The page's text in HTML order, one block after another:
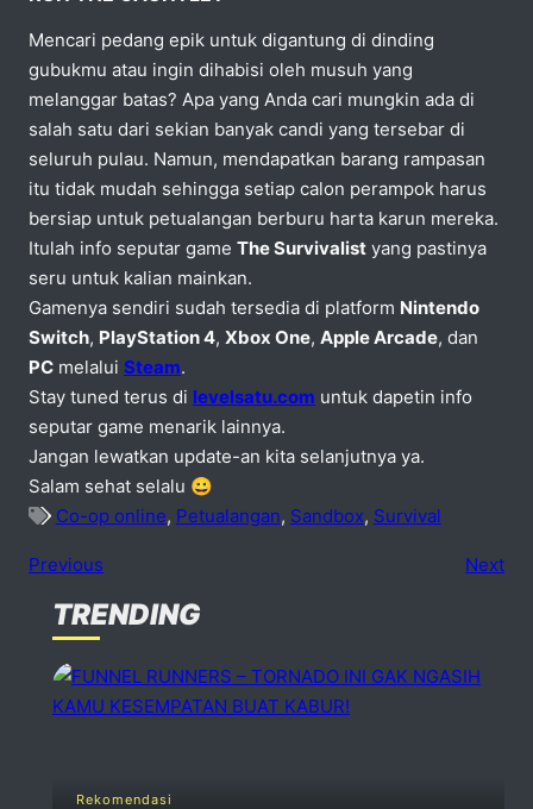
Mencari pedang epik untuk digantung di dinding
gubukmu atau ingin dihabisi oleh musuh yang
melanggar batas? Apa yang Anda cari mungkin ada di
salah satu dari sekian banyak candi yang tersebar di
seluruh pulau. Namun, mendapatkan barang rampasan
itu tidak mudah sehingga setiap calon perampok harus
bersiap untuk petualangan berburu harta karun mereka.
Itulah info seputar game The Survivalist yang pastinya
seru untuk kalian mainkan.
Gamenya sendiri sudah tersedia di platform Nintendo
Switch, PlayStation 4, Xbox One, Apple Arcade, dan
PC melalui Steam.
Stay tuned terus di levelsatu.com untuk dapetin info
seputar game menarik lainnya.
Jangan lewatkan update-an kita selanjutnya ya.
Salam sehat selalu 😀
Co-op online, Petualangan, Sandbox, Survival
Previous Next
No comments
Your email address will not be published. Required fiels
TRENDING
Rekomendasi